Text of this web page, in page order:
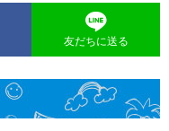
友だちに送る